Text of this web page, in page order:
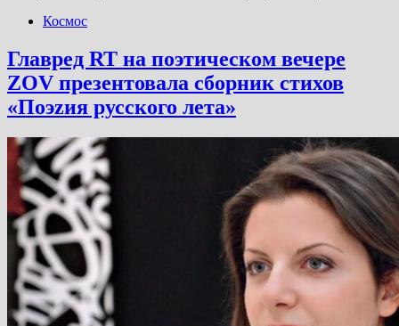
Космос
Главред RT на поэтическом вечере
ZOV презентовала сборник стихов
«Поэzия русского лета»